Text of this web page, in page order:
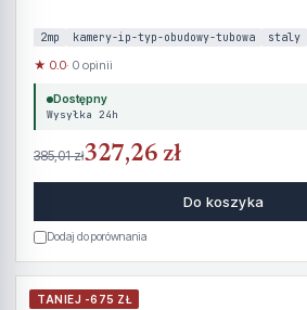
2mp kamery-ip-typ-obudowy-tubowa staly
★ 0.0· 0 opinii
Dostępny
Wysyłka 24h
385,01 zł327,26 zł
Do koszyka
Dodaj do porównania
TANIEJ -675 ZŁ